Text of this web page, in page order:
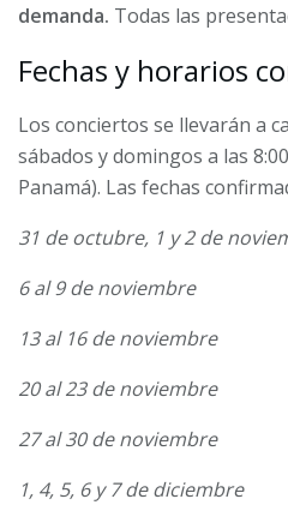
demanda. Todas las
Fechas y horarios
Los conciertos se llevarán a
sábados y domingos a las
Panamá). Las fechas
31 de octubre, 1 y 2 de
6 al 9 de noviembre
13 al 16 de noviembre
20 al 23 de noviembre
27 al 30 de noviembre
1, 4, 5, 6 y 7 de diciembre